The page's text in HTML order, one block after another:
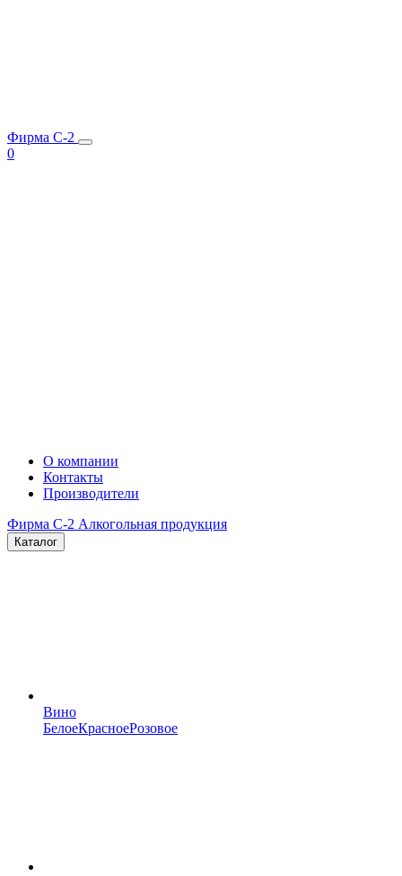
Фирма C-2
0
О компании
Контакты
Производители
Фирма C-2 Алкогольная продукция
Каталог
Вино
БелоеКрасноеРозовое